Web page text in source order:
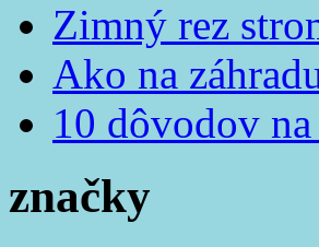
Zimný rez
Ako na
10 dôvodov
značky